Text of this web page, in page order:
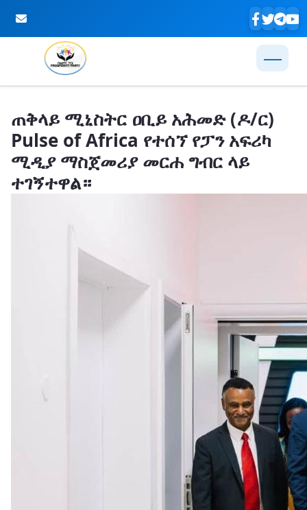
ጠቅላይ ሚኒስትር ዐቢይ አሕመድ (ዶ/ር)
Pulse of Africa የተሰኘ የፓን አፍሪካ
ሚዲያ ማስጀመሪያ መርሐ ግብር ላይ
ተገኝተዋል።